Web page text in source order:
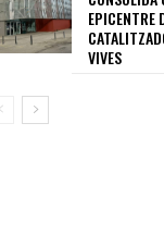
EPICENTRE
VIVES